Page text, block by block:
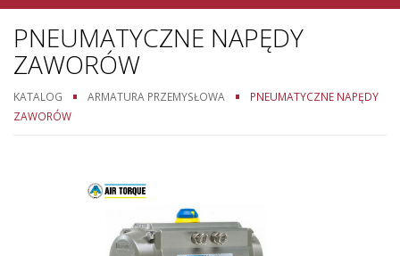
PNEUMATYCZNE NAPĘDY
ZAWORÓW
KATALOG ARMATURA PRZEMYSŁOWA
PNEUMATYCZNE NAPĘDY
ZAWORÓW